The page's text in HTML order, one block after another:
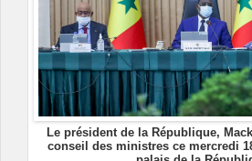
Le président de la République,
conseil des ministres ce mercredi